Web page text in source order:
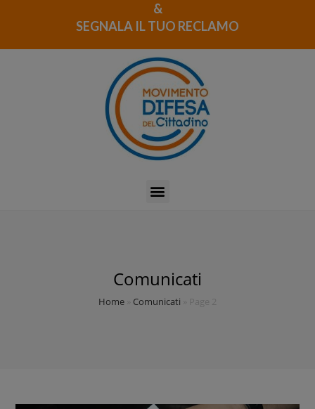
&
SEGNALA IL TUO RECLAMO
Comunicati
Home Comunicati Page 2